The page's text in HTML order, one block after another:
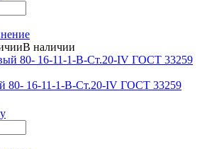
В наличии
80- 16-11-1-B-Ст.20-IV ГОСТ 33259